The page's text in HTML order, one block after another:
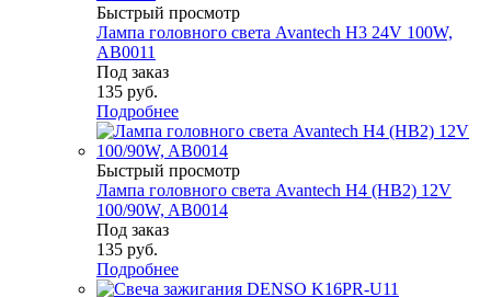
Быстрый просмотр
Лампа головного света Avantech H3 24V 100W,
AB0011
Под заказ
135 руб.
Подробнее
Быстрый просмотр
Лампа головного света Avantech H4 (HB2) 12V
100/90W, AB0014
Под заказ
135 руб.
Подробнее